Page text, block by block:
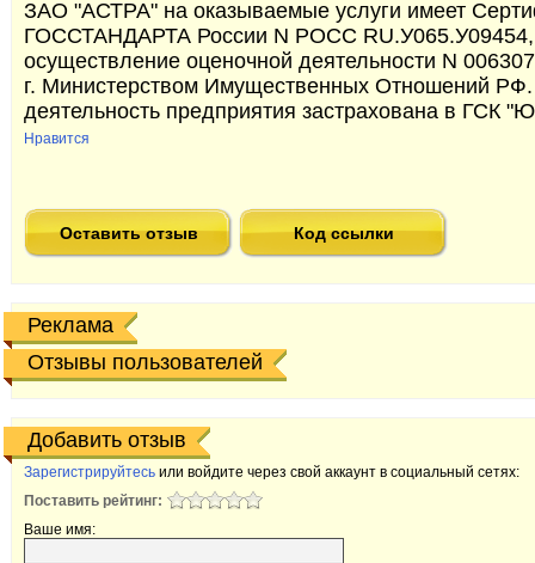
ЗАО "АСТРА" на оказываемые услуги имеет
ГОССТАНДАРТА России N РОСС
осуществление оценочной деятельности N
г. Министерством Имущественных Отношений
деятельность предприятия застрахована в ГСК
Нравится
Оставить отзыв Код ссылки
Реклама
Отзывы пользователей
Добавить отзыв
Зарегистрируйтесь или войдите через свой аккаунт в социальный сетях:
Поставить рейтинг:
Ваше имя: